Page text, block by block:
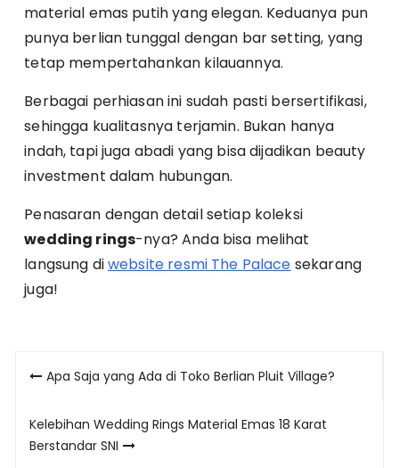
material emas putih yang elegan. Keduanya pun
punya berlian tunggal dengan bar setting, yang
tetap mempertahankan kilauannya.
Berbagai perhiasan ini sudah pasti bersertifikasi,
sehingga kualitasnya terjamin. Bukan hanya
indah, tapi juga abadi yang bisa dijadikan beauty
investment dalam hubungan.
Penasaran dengan detail setiap koleksi
wedding rings-nya? Anda bisa melihat
langsung diwebsite resmi The Palace sekarang
juga!
PostApa Saja yang Ada di Toko Berlian Pluit Village?
Kelebihan Wedding Rings Material Emas 18 Karat
Berstandar SNI